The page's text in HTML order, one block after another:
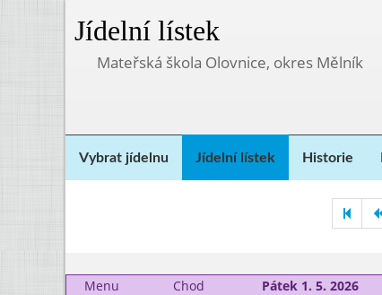
Jídelní lístek
Mateřská škola Olovnice, okres Mělník
Vybrat jídelnu Jídelní lístek Historie
Menu
Chod
Pátek 1. 5. 2026